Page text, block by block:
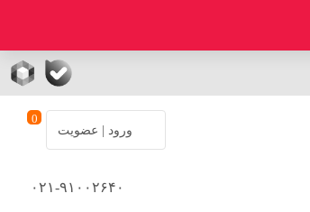
ورود | عضویت
0
۰۲۱-۹۱۰۰۲۶۴۰